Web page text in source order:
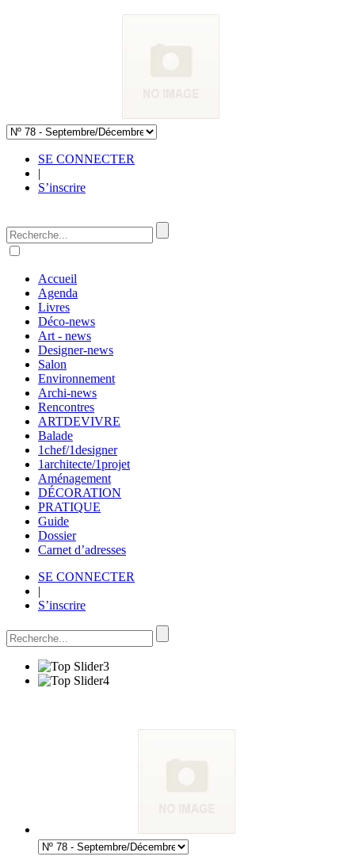
SE CONNECTER
|
S’inscrire
Accueil
Agenda
Livres
Déco-news
Art - news
Designer-news
Salon
Environnement
Archi-news
Rencontres
ARTDEVIVRE
Balade
1chef/1designer
1architecte/1projet
Aménagement
DÉCORATION
PRATIQUE
Guide
Dossier
Carnet d’adresses
SE CONNECTER
|
S’inscrire